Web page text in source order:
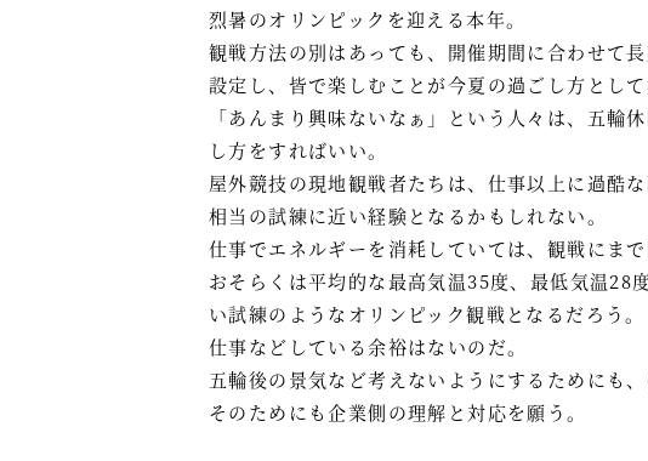
烈暑のオリンピックを迎える本年。
観戦方法の別はあっても、開催期間に合わせて
設定し、皆で楽しむことが今夏の過ごし方とし
「あんまり興味ないなぁ」という人々は、五輪
し方をすればいい。
屋外競技の現地観戦者たちは、仕事以上に過酷
相当の試練に近い経験となるかもしれない。
仕事でエネルギーを消耗していては、観戦にま
おそらくは平均的な最高気温35度、最低気温28
い試練のようなオリンピック観戦となるだろう。
仕事などしている余裕はないのだ。
五輪後の景気など考えないようにするためにも
そのためにも企業側の理解と対応を願う。